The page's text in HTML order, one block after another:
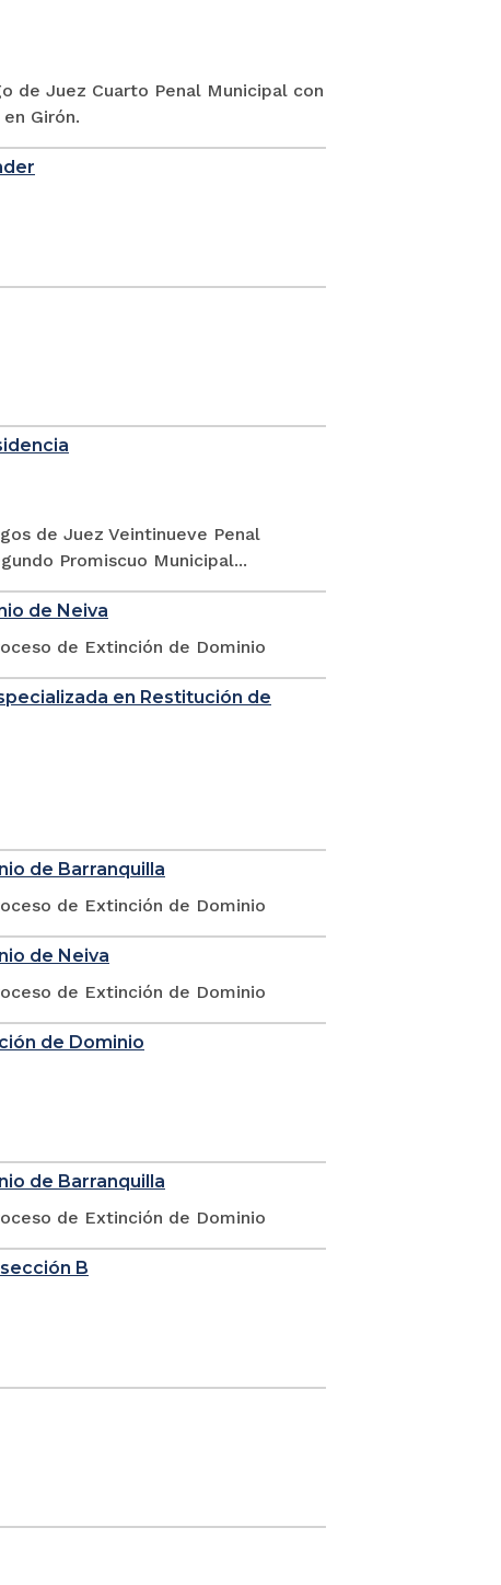
de Juez Cuarto Penal Municipal con
Girón.
de Juez Veintinueve Penal
Promiscuo Municipal...
de Neiva
de Extinción de Dominio
en Restitución de
de Barranquilla
de Extinción de Dominio
de Neiva
de Extinción de Dominio
de Dominio
de Barranquilla
de Extinción de Dominio
B